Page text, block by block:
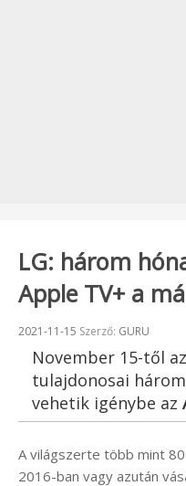
LG: három
Apple TV+ a
Beküldve:
2021-11-15 Szerző: GURU
November 15-től
tulajdonosai
vehetik igénybe az
A világszerte több mint
2016-ban vagy azután